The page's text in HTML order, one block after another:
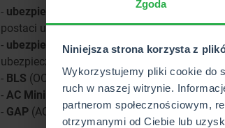
Zgoda
Niniejsza strona korzysta z
Wykorzystujemy pliki cookie do
ruch w naszej witrynie.
partnerom społecznościowym,
otrzymanymi od Ciebie lub
- ubezpieczenie szyb
(OC i AC) - w razie
postaci utraty zniżek
- ubezpieczenie opon(OC i AC) -
ubezpieczenie bagażu (AC) - ochroną objęte
- BLS (OC) - to Compensa zajmie się
- AC Mini (OC) - zapewnia ochronę auta,
- GAP (AC) - ubezpieczenie pokrywające